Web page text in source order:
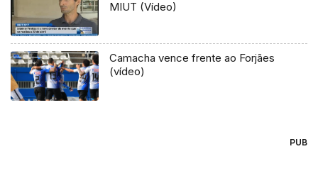
MIUT (Vídeo)
Camacha vence frente ao Forjães
(vídeo)
PUB